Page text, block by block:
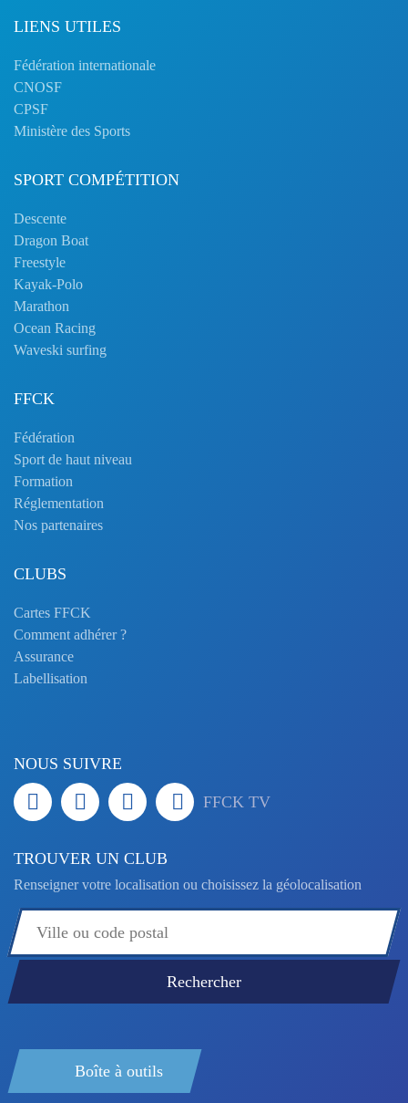
LIENS UTILES
Fédération internationale
CNOSF
CPSF
Ministère des Sports
SPORT COMPÉTITION
Descente
Dragon Boat
Freestyle
Kayak-Polo
Marathon
Ocean Racing
Waveski surfing
FFCK
Fédération
Sport de haut niveau
Formation
Réglementation
Nos partenaires
CLUBS
Cartes FFCK
Comment adhérer ?
Assurance
Labellisation
NOUS SUIVRE
FFCK TV
TROUVER UN CLUB
Renseigner votre localisation ou choisissez la géolocalisation
Boîte à outils